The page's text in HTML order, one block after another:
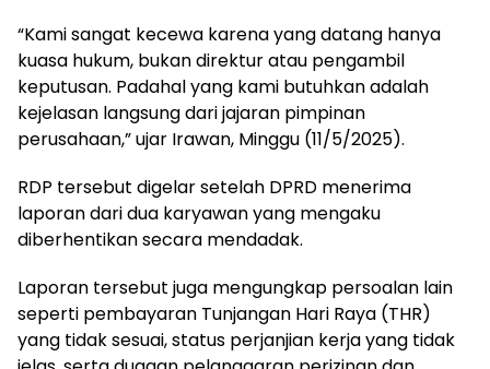
“Kami sangat kecewa karena yang datang hanya
kuasa hukum, bukan direktur atau pengambil
keputusan. Padahal yang kami butuhkan adalah
kejelasan langsung dari jajaran pimpinan
perusahaan,” ujar Irawan, Minggu (11/5/2025).
RDP tersebut digelar setelah DPRD menerima
laporan dari dua karyawan yang mengaku
diberhentikan secara mendadak.
Laporan tersebut juga mengungkap persoalan lain
seperti pembayaran Tunjangan Hari Raya (THR)
yang tidak sesuai, status perjanjian kerja yang tidak